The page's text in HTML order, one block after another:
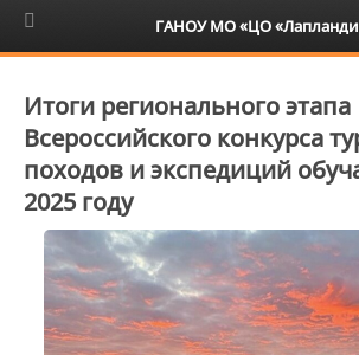
6+
Итоги регионального этапа
Всероссийского конкурса
походов и экспедиций
2025 году
ГАНОУ МО «ЦО